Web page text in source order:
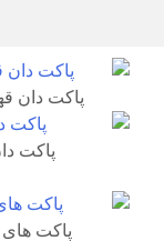
پاکت دان قهوه ۵کیلویی
پاکت
پاکت